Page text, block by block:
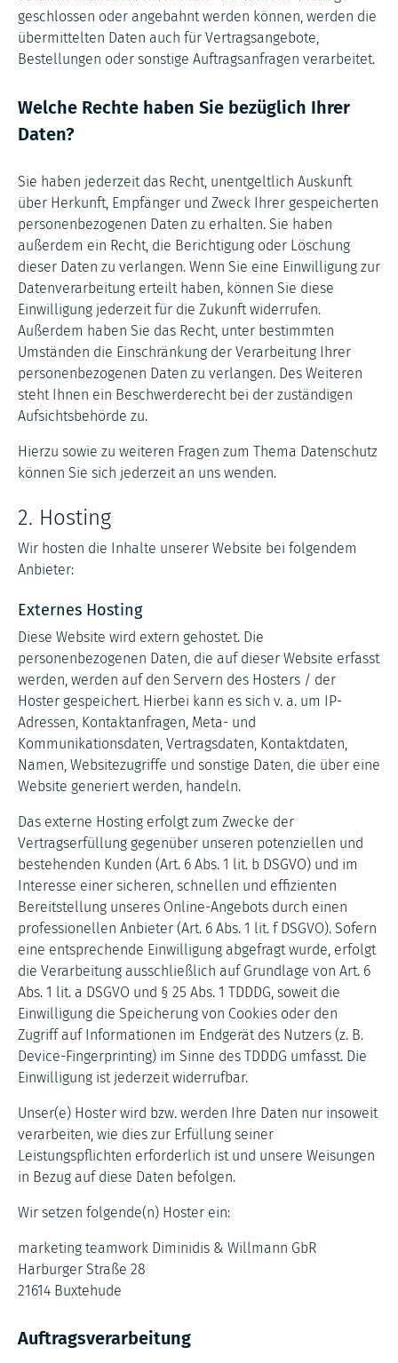
geschlossen oder angebahnt werden können, werden die
übermittelten Daten auch für Vertragsangebote,
Bestellungen oder sonstige Auftragsanfragen verarbeitet.
Welche Rechte haben Sie bezüglich Ihrer
Daten?
Sie haben jederzeit das Recht, unentgeltlich Auskunft
über Herkunft, Empfänger und Zweck Ihrer gespeicherten
personenbezogenen Daten zu erhalten. Sie haben
außerdem ein Recht, die Berichtigung oder Löschung
dieser Daten zu verlangen. Wenn Sie eine Einwilligung zur
Datenverarbeitung erteilt haben, können Sie diese
Einwilligung jederzeit für die Zukunft widerrufen.
Außerdem haben Sie das Recht, unter bestimmten
Umständen die Einschränkung der Verarbeitung Ihrer
personenbezogenen Daten zu verlangen. Des Weiteren
steht Ihnen ein Beschwerderecht bei der zuständigen
Aufsichtsbehörde zu.
Hierzu sowie zu weiteren Fragen zum Thema Datenschutz
können Sie sich jederzeit an uns wenden.
2. Hosting
Wir hosten die Inhalte unserer Website bei folgendem
Anbieter:
Externes Hosting
Diese Website wird extern gehostet. Die
personenbezogenen Daten, die auf dieser Website erfasst
werden, werden auf den Servern des Hosters / der
Hoster gespeichert. Hierbei kann es sich v. a. um IP-
Adressen, Kontaktanfragen, Meta- und
Kommunikationsdaten, Vertragsdaten, Kontaktdaten,
Namen, Websitezugriffe und sonstige Daten, die über eine
Website generiert werden, handeln.
Das externe Hosting erfolgt zum Zwecke der
Vertragserfüllung gegenüber unseren potenziellen und
bestehenden Kunden (Art. 6 Abs. 1 lit. b DSGVO) und im
Interesse einer sicheren, schnellen und effizienten
Bereitstellung unseres Online-Angebots durch einen
professionellen Anbieter (Art. 6 Abs. 1 lit. f DSGVO). Sofern
eine entsprechende Einwilligung abgefragt wurde, erfolgt
die Verarbeitung ausschließlich auf Grundlage von Art. 6
Abs. 1 lit. a DSGVO und § 25 Abs. 1 TDDDG, soweit die
Einwilligung die Speicherung von Cookies oder den
Zugriff auf Informationen im Endgerät des Nutzers (z. B.
Device-Fingerprinting) im Sinne des TDDDG umfasst. Die
Einwilligung ist jederzeit widerrufbar.
Unser(e) Hoster wird bzw. werden Ihre Daten nur insoweit
verarbeiten, wie dies zur Erfüllung seiner
Leistungspflichten erforderlich ist und unsere Weisungen
in Bezug auf diese Daten befolgen.
Wir setzen folgende(n) Hoster ein:
marketing teamwork Diminidis & Willmann GbR
Harburger Straße 28
21614 Buxtehude
Auftragsverarbeitung